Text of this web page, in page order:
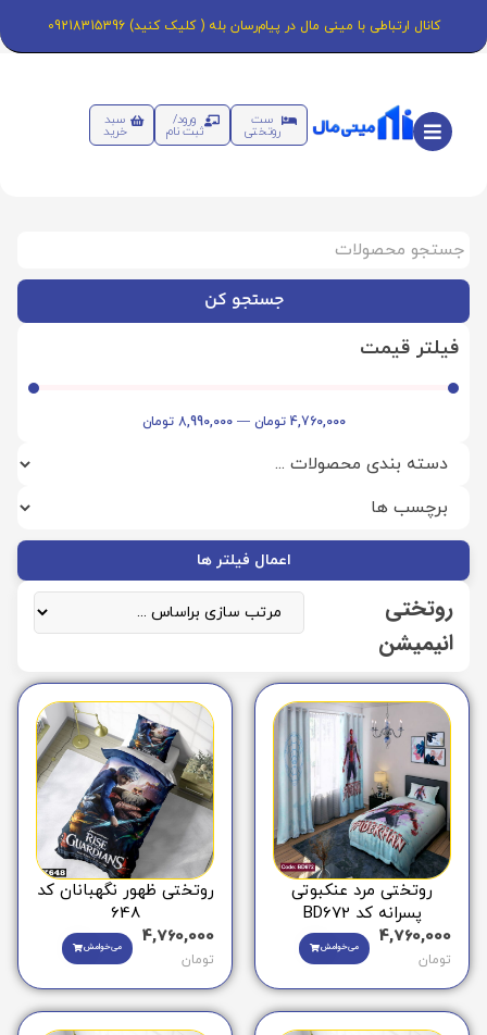
کانال ارتباطی با مینی مال در پیام‌رسان بله ( کلیک کنید) 09218315396
ست
روتختی
ورود/
ثبت نام
سبد
خرید
جستجو کن
فیلتر قیمت
4,760,000 تومان —
8,990,000 تومان
اعمال فیلتر ها
روتختی
انیمیشن
روتختی مرد عنکبوتی
پسرانه کد BD672
4,760,000
تومان
می‌خوامش
روتختی ظهور نگهبانان کد
648
4,760,000
تومان
می‌خوامش